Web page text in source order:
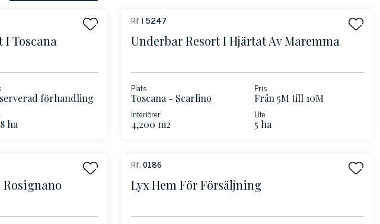
Toscana
förhandling
ha
Rif | 5247
Underbar Resort I Hjärtat Av Maremma
Plats
Toscana - Scarlino
Pris
Från 5M till 10M
Interiörer
4,200 m2
Ute
5 ha
Rif:0186
Lyx Hem För Försäljning